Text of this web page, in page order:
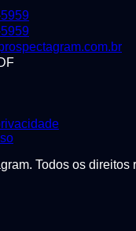
Todos os direitos